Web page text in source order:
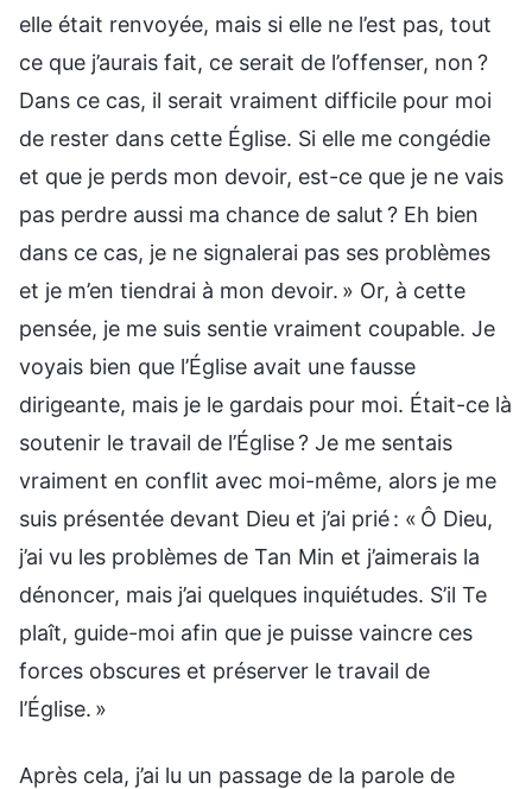
elle était renvoyée, mais si elle ne l’est pas, tout
ce que j’aurais fait, ce serait de l’offenser, non ?
Dans ce cas, il serait vraiment difficile pour moi
de rester dans cette Église. Si elle me congédie
et que je perds mon devoir, est-ce que je ne vais
pas perdre aussi ma chance de salut ? Eh bien
dans ce cas, je ne signalerai pas ses problèmes
et je m’en tiendrai à mon devoir. » Or, à cette
pensée, je me suis sentie vraiment coupable. Je
voyais bien que l’Église avait une fausse
dirigeante, mais je le gardais pour moi. Était-ce là
soutenir le travail de l’Église ? Je me sentais
vraiment en conflit avec moi-même, alors je me
suis présentée devant Dieu et j’ai prié : « Ô Dieu,
j’ai vu les problèmes de Tan Min et j’aimerais la
dénoncer, mais j’ai quelques inquiétudes. S’il Te
plaît, guide-moi afin que je puisse vaincre ces
forces obscures et préserver le travail de
l’Église. »
Après cela, j’ai lu un passage de la parole de